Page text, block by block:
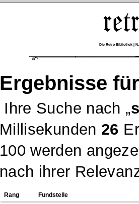
Die Retro-Bibliothek |
Ergebnisse
Ihre Suche nach
Millisekunden 26
100 werden
nach ihrer
Rang Fundstelle